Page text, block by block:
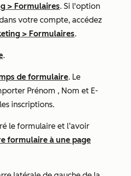
> Formulaires. Si l'option
votre compte, accédez
> Formulaires.
.
de formulaire. Le
Prénom , Nom et E-
inscriptions.
le formulaire et l’avoir
formulaire à une page